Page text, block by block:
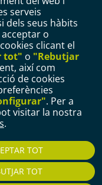
serveis
dels seus hàbits
o
clicant el
tot" o "Rebutjar
així com
de cookies
. Per a
visitar la nostra
.
TOT
TOT
Reus
reus.cat